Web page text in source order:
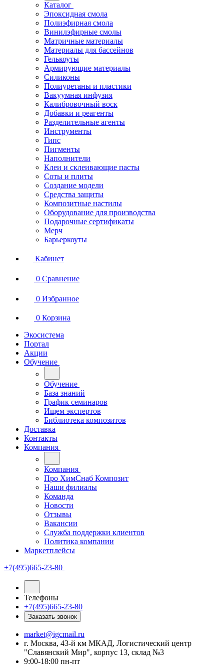
Каталог
Эпоксидная смола
Полиэфирная смола
Винилэфирные смолы
Матричные материалы
Материалы для бассейнов
Гелькоуты
Армирующие материалы
Силиконы
Полиуретаны и пластики
Вакуумная инфузия
Калибровочный воск
Добавки и реагенты
Разделительные агенты
Инструменты
Гипс
Пигменты
Наполнители
Клеи и склеивающие пасты
Соты и плиты
Создание модели
Средства защиты
Композитные настилы
Оборудование для производства
Подарочные сертификаты
Мерч
Барьеркоуты
Кабинет
0 Сравнение
0 Избранное
0 Корзина
Экосистема
Портал
Акции
Обучение
Обучение
База знаний
График семинаров
Ищем экспертов
Библиотека композитов
Доставка
Контакты
Компания
Компания
Про ХимСнаб Композит
Наши филиалы
Команда
Новости
Отзывы
Вакансии
Служба поддержки клиентов
Политика компании
Маркетплейсы
+7(495)665-23-80
Телефоны
+7(495)665-23-80
Заказать звонок
market@igcmail.ru
г. Москва, 43-й км МКАД, Логистический центр
"Славянский Мир", корпус 13, склад №3
9:00-18:00 пн-пт